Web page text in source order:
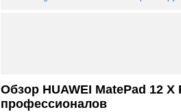
Обзор HUAWEI MatePad 12
профессионалов